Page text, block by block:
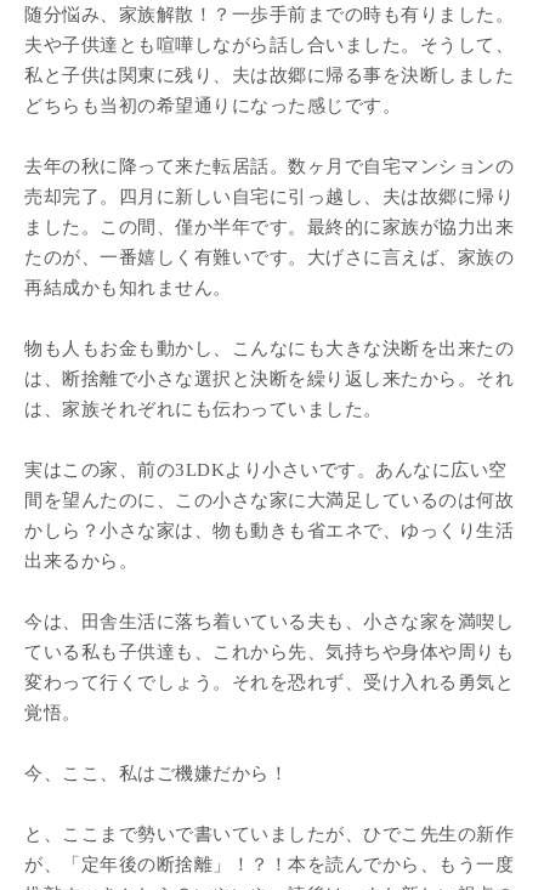
随分悩み、家族解散！？一歩手前までの時も有りました。
夫や子供達とも喧嘩しながら話し合いました。そうして、
私と子供は関東に残り、夫は故郷に帰る事を決断しました
どちらも当初の希望通りになった感じです。
去年の秋に降って来た転居話。数ヶ月で自宅マンションの
売却完了。四月に新しい自宅に引っ越し、夫は故郷に帰り
ました。この間、僅か半年です。最終的に家族が協力出来
たのが、一番嬉しく有難いです。大げさに言えば、家族の
再結成かも知れません。
物も人もお金も動かし、こんなにも大きな決断を出来たの
は、断捨離で小さな選択と決断を繰り返し来たから。それ
は、家族それぞれにも伝わっていました。
実はこの家、前の3LDKより小さいです。あんなに広い空
間を望んたのに、この小さな家に大満足しているのは何故
かしら？小さな家は、物も動きも省エネで、ゆっくり生活
出来るから。
今は、田舎生活に落ち着いている夫も、小さな家を満喫し
ている私も子供達も、これから先、気持ちや身体や周りも
変わって行くでしょう。それを恐れず、受け入れる勇気と
覚悟。
今、ここ、私はご機嫌だから！
と、ここまで勢いで書いていましたが、ひでこ先生の新作
が、「定年後の断捨離」！？！本を読んでから、もう一度